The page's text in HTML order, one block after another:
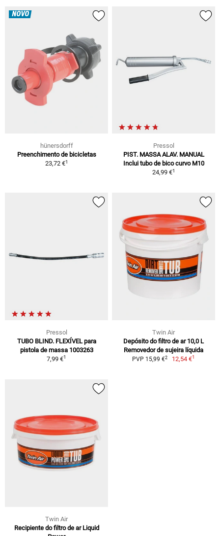
NOVO
hünersdorff
Preenchimento de bicicletas
23,72 €1
Pressol
PIST. MASSA ALAV. MANUAL
Inclui tubo de bico curvo M10
24,99 €1
Pressol
TUBO BLIND. FLEXÍVEL para
pistola de massa 1003263
7,99 €1
Twin Air
Depósito do filtro de ar 10,0 L
Removedor de sujeira líquida
PVP 15,99 €2 12,54 €1
Twin Air
Recipiente do filtro de ar Liquid